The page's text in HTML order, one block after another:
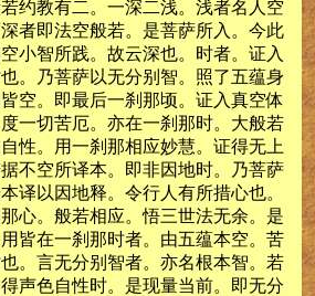
约教有二。一深二浅。浅者名人空
者即法空般若。是菩萨所入。今此
小智所践。故云深也。时者。证入
。乃菩萨以无分别智。照了五蕴身
空。即最后一刹那顷。证入真空体
一切苦厄。亦在一刹那时。大般若
性。用一刹那相应妙慧。证得无上
不空所译本。即非因地时。乃菩萨
译以因地释。令行人有所措心也。
心。般若相应。悟三世法无余。是
皆在一刹那时者。由五蕴本空。苦
。言无分别智者。亦名根本智。若
声色自性时。是现量当前。即无分